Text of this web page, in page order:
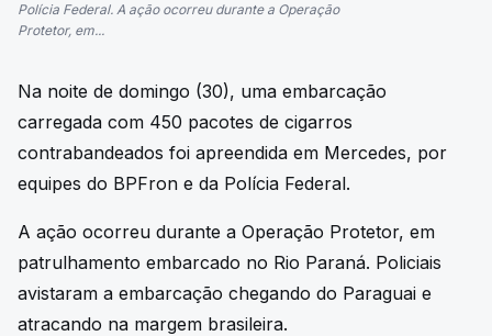
Polícia Federal. A ação ocorreu durante a Operação
Protetor, em...
Na noite de domingo (30), uma embarcação
carregada com 450 pacotes de cigarros
contrabandeados foi apreendida em Mercedes, por
equipes do BPFron e da Polícia Federal.
A ação ocorreu durante a Operação Protetor, em
patrulhamento embarcado no Rio Paraná. Policiais
avistaram a embarcação chegando do Paraguai e
atracando na margem brasileira.